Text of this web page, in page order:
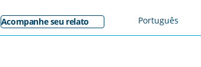
Acompanhe seu relato Português